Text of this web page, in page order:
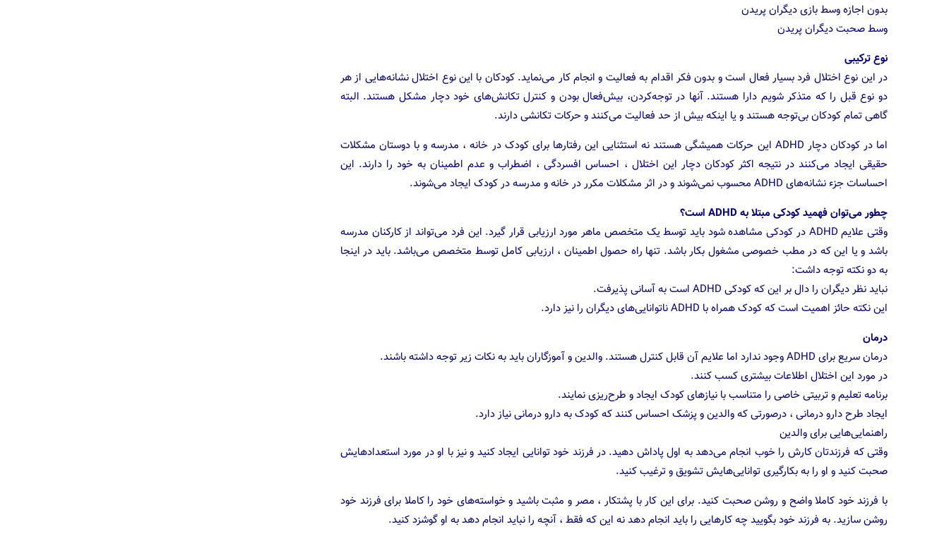
بدون اجازه وسط بازی دیگران پریدن
وسط صحبت دیگران پریدن
نوع ترکیبی
در این نوع اختلال فرد بسیار فعال است و بدون فکر اقدام به فعالیت و انجام کار می‌نماید. کودکان با این نوع اختلال نشانه‌هایی از هر
دو نوع قبل را که متذکر شویم دارا هستند. آنها در توجه‌کردن، بیش‌فعال بودن و کنترل تکانش‌های خود دچار مشکل هستند. البته
گاهی تمام کودکان بی‌توجه هستند و یا اینکه بیش از حد فعالیت می‌کنند و حرکات تکانشی دارند.
اما در کودکان دچار ADHD این حرکات همیشگی هستند نه استثنایی این رفتارها برای کودک در خانه ، مدرسه و با دوستان مشکلات
حقیقی ایجاد می‌کنند در نتیجه اکثر کودکان دچار این اختلال ، احساس افسردگی ، اضطراب و عدم اطمینان به خود را دارند. این
احساسات جزء نشانه‌های ADHD محسوب نمی‌شوند و در اثر مشکلات مکرر در خانه و مدرسه در کودک ایجاد می‌شوند.
چطور می‌توان فهمید کودکی مبتلا به ADHD است؟
وقتی علایم ADHD در کودکی مشاهده شود باید توسط یک متخصص ماهر مورد ارزیابی قرار گیرد. این فرد می‌تواند از کارکنان مدرسه
باشد و یا این که در مطب خصوصی مشغول بکار باشد. تنها راه حصول اطمینان ، ارزیابی کامل توسط متخصص می‌باشد. باید در اینجا
به دو نکته توجه داشت:
نباید نظر دیگران را دال بر این که کودکی ADHD است به آسانی پذیرفت.
این نکته حائز اهمیت است که کودک همراه با ADHD ناتوانایی‌های دیگران را نیز دارد.
درمان
درمان سریع برای ADHD وجود ندارد اما علایم آن قابل کنترل هستند. والدین و آموزگاران باید به نکات زیر توجه داشته باشند.
در مورد این اختلال اطلاعات بیشتری کسب کنند.
برنامه تعلیم و تربیتی خاصی را متناسب با نیازهای کودک ایجاد و طرح‌ریزی نمایند.
ایجاد طرح دارو درمانی ، درصورتی که والدین و پزشک احساس کنند که کودک به دارو درمانی نیاز دارد.
راهنمایی‌هایی برای والدین
وقتی که فرزندتان کارش را خوب انجام می‌دهد به اول پاداش دهید. در فرزند خود توانایی ایجاد کنید و نیز با او در مورد استعدادهایش
صحبت کنید و او را به بکارگیری توانایی‌هایش تشویق و ترغیب کنید.
با فرزند خود کاملا واضح و روشن صحبت کنید. برای این کار با پشتکار ، مصر و مثبت باشید و خواسته‌های خود را کاملا برای فرزند خود
روشن سازید. به فرزند خود بگویید چه کارهایی را باید انجام دهد نه این که فقط ، آنچه را نباید انجام دهد به او گوشزد کنید.